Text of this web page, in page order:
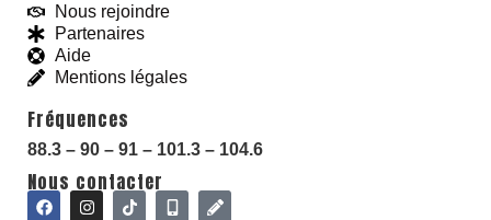
With love and# BeGoodies.fr
Nous rejoindre
Partenaires
Aide
Mentions légales
Fréquences
88.3 – 90 – 91 – 101.3 – 104.6
Nous contacter